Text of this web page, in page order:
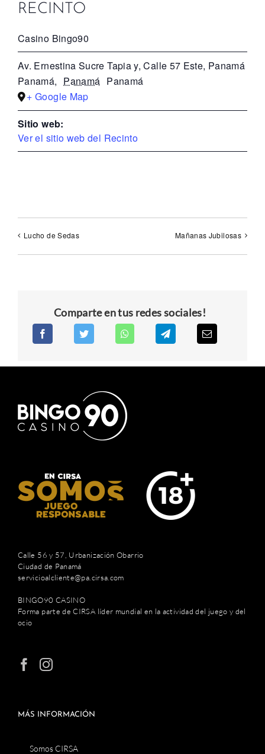
RECINTO
Casino Bingo90
Av. Ernestina Sucre Tapia y, Calle 57 Este, Panamá
Panamá, Panamá Panamá
+ Google Map
Sitio web:
Ver el sitio web del Recinto
Lucho de Sedas Mañanas Jubilosas
Comparte en tus redes sociales!
Calle 56 y 57, Urbanización Obarrio
Ciudad de Panamá
servicioalcliente@pa.cirsa.com
BINGO90 CASINO
Forma parte de CIRSA líder mundial en la actividad del juego y del
ocio
MÁS INFORMACIÓN
Somos CIRSA